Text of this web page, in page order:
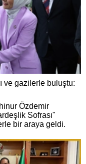
ve gazilerle buluştu:
Özdemir
Sofrası"
bir araya geldi.